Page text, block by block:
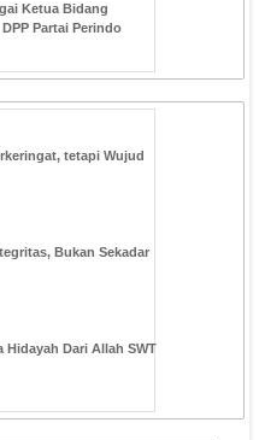
Ketua Bidang
Partai Perindo
tetapi Wujud
Bukan Sekadar
Hidayah Dari Allah SWT